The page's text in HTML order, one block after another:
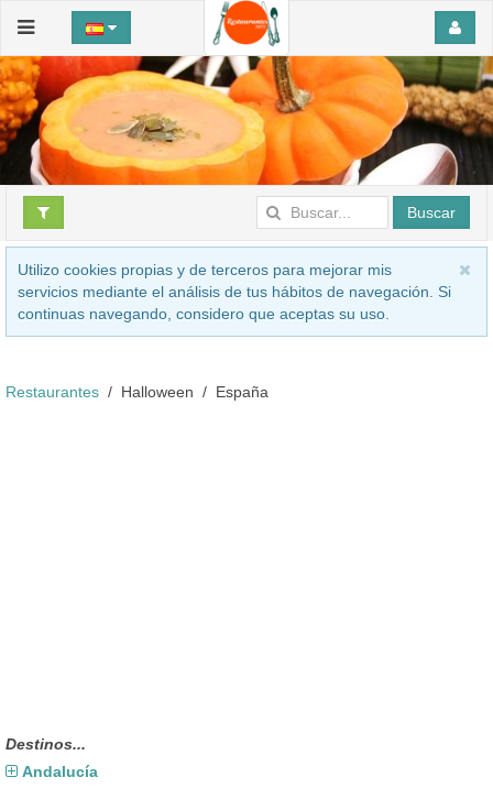
Buscar
Utilizo cookies propias y de terceros para mejorar mis
servicios mediante el análisis de tus hábitos de navegación. Si
continuas navegando, considero que aceptas su uso.
Restaurantes Halloween España
Destinos...
Andalucía